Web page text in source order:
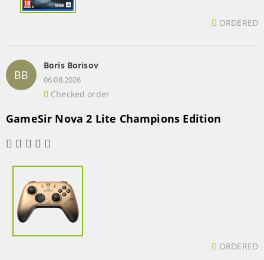
ORDERED
BB
Boris Borisov
06.08.2026
Checked order
GameSir Nova 2 Lite Champions Edition
ORDERED